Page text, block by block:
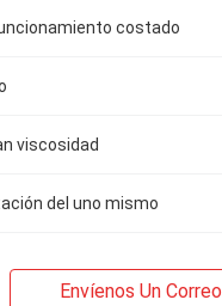
costado
viscosidad
del uno mismo
Envíenos Un Correo